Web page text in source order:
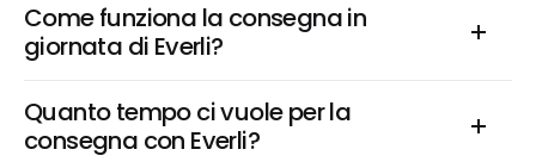
Come funziona la consegna in
giornata di Everli?
Quanto tempo ci vuole per la
consegna con Everli?